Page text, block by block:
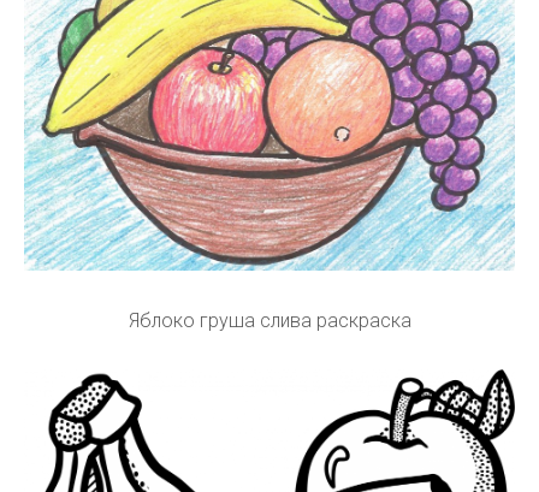
Яблоко груша слива раскраска